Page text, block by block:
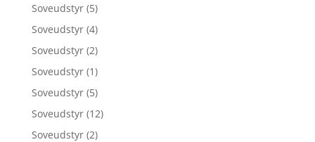
Soveudstyr (5)
Soveudstyr (4)
Soveudstyr (2)
Soveudstyr (1)
Soveudstyr (5)
Soveudstyr (12)
Soveudstyr (2)